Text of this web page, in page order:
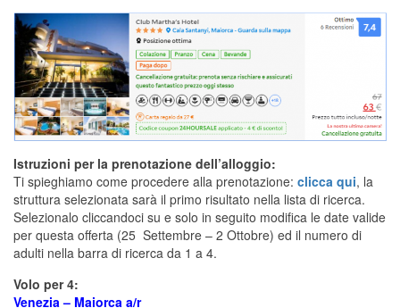
Istruzioni per la prenotazione dell’alloggio:
Ti spieghiamo come procedere alla prenotazione: clicca qui, la
struttura selezionata sarà il primo risultato nella lista di ricerca.
Selezionalo cliccandoci su e solo in seguito modifica le date valide
per questa offerta (25 Settembre – 2 Ottobre) ed il numero di
adulti nella barra di ricerca da 1 a 4.
Volo per 4:
Venezia – Maiorca a/r